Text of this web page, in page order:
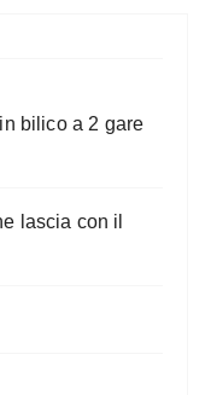
bilico a 2 gare
lascia con il